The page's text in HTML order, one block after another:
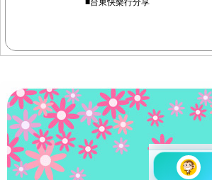
■台東快樂行分享